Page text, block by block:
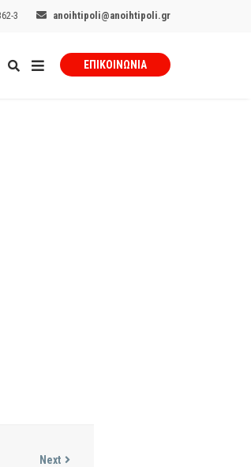
3 anoihtipoli@anoihtipoli.gr
ΕΠΙΚΟΙΝΩΝΊΑ
Next